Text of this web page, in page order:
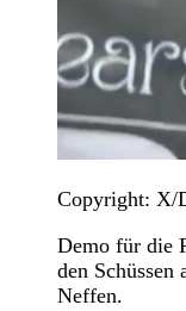
Copyright: X/
Demo für die
den Schüssen
Neffen.